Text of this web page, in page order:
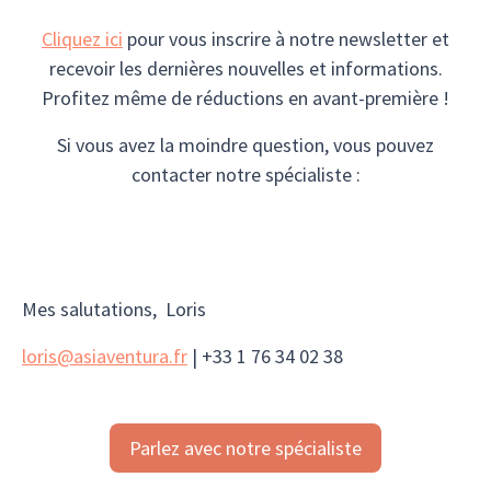
Cliquez ici pour vous inscrire à notre newsletter et
recevoir les dernières nouvelles et informations.
Profitez même de réductions en avant-première !
Si vous avez la moindre question, vous pouvez
contacter notre spécialiste :
Mes salutations, Loris
loris@asiaventura.fr | +33 1 76 34 02 38
Parlez avec notre spécialiste